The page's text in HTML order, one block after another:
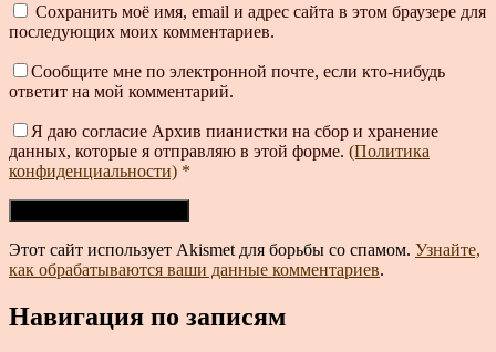
Сохранить моё имя, email и адрес сайта в этом браузере для
последующих моих комментариев.
Сообщите мне по электронной почте, если кто-нибудь
ответит на мой комментарий.
Я даю согласие Архив пианистки на сбор и хранение
данных, которые я отправляю в этой форме. (Политика
конфиденциальности) *
Этот сайт использует Akismet для борьбы со спамом. Узнайте,
как обрабатываются ваши данные комментариев.
Навигация по записям